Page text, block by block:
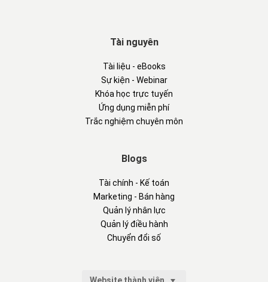
Tài nguyên
Tài liệu - eBooks
Sự kiện - Webinar
Khóa học trực tuyến
Ứng dụng miễn phí
Trắc nghiệm chuyên môn
Blogs
Tài chính - Kế toán
Marketing - Bán hàng
Quản lý nhân lực
Quản lý điều hành
Chuyển đổi số